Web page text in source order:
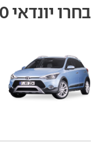
בחרו יונדאי i20 קרוס מהשנתון הרצוי